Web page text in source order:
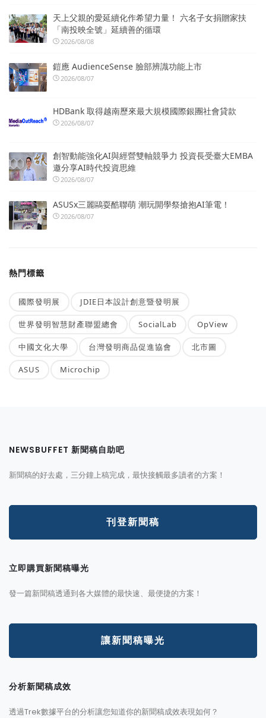
天上父親的愛延續化作希望力量！ 六名子女捐贈家扶
「南投映全號」延續善的循環
2026/08/08
鎧應 AudienceSense 臉部辨識功能上市
2026/08/07
HDBank 取得越南歷來最大規模國際銀團社會貸款
2026/08/07
創智動能強化AI與經營雙軸競爭力 投資長受臺大EMBA
邀分享AI時代投資思維
2026/08/07
ASUSx三麗鷗耍酷聯萌 潮玩開學祭搶抱AI筆電！
2026/08/07
熱門標籤
國際發明展 JDIE日本設計創意暨發明展
世界發明智慧財產聯盟總會 SocialLab OpView
中國文化大學 台灣發明商品促進協會 北市圖
ASUS Microchip
NEWSBUFFET 新聞稿自助吧
新聞稿的好去處，三分鐘上稿完成，最快接觸最多讀者的方案！
刊登新聞稿
立即購買新聞稿曝光
發一篇新聞稿透通到各大媒體的最快速、最便捷的方案！
讓新聞稿曝光
分析新聞稿成效
透過Trek數據平台的分析讓您知道你的新聞稿成效表現如何？